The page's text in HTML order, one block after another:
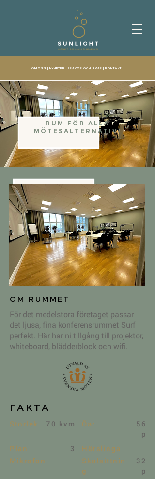
OM OSS| NYHETER | FRÅGOR OCH SVAR |KONTAKT
RUM FÖR ALLA
MÖTESALTERNATIV!
Surf
OM RUMMET
För det medelstora företaget passar
det ljusa, fina konferensrummet Surf
perfekt. Här har ni tillgång till projektor,
whiteboard, blädderblock och wifi.
Storlek 70 kvm
Plan 3
Skolsittnin
g
32
p
Hörslinga
56
p
Mikrofon
FAKTA
Öar